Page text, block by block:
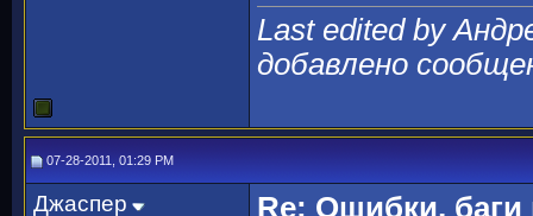
Last edited by
добавлено
07-28-2011, 01:29 PM
Джаспер Re: Ошибки, баги